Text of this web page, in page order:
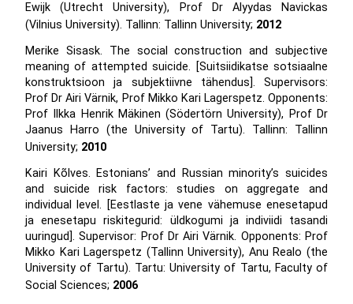
Ewijk (Utrecht University), Prof Dr Alyydas Navickas
(Vilnius University). Tallinn: Tallinn University; 2012
Merike Sisask. The social construction and subjective
meaning of attempted suicide. [Suitsiidikatse sotsiaalne
konstruktsioon ja subjektiivne tähendus]. Supervisors:
Prof Dr Airi Värnik, Prof Mikko Kari Lagerspetz. Opponents:
Prof Ilkka Henrik Mäkinen (Södertörn University), Prof Dr
Jaanus Harro (the University of Tartu). Tallinn: Tallinn
University; 2010
Kairi Kõlves. Estonians’ and Russian minority’s suicides
and suicide risk factors: studies on aggregate and
individual level. [Eestlaste ja vene vähemuse enesetapud
ja enesetapu riskitegurid: üldkogumi ja indiviidi tasandi
uuringud]. Supervisor: Prof Dr Airi Värnik. Opponents: Prof
Mikko Kari Lagerspetz (Tallinn University), Anu Realo (the
University of Tartu). Tartu: University of Tartu, Faculty of
Social Sciences; 2006